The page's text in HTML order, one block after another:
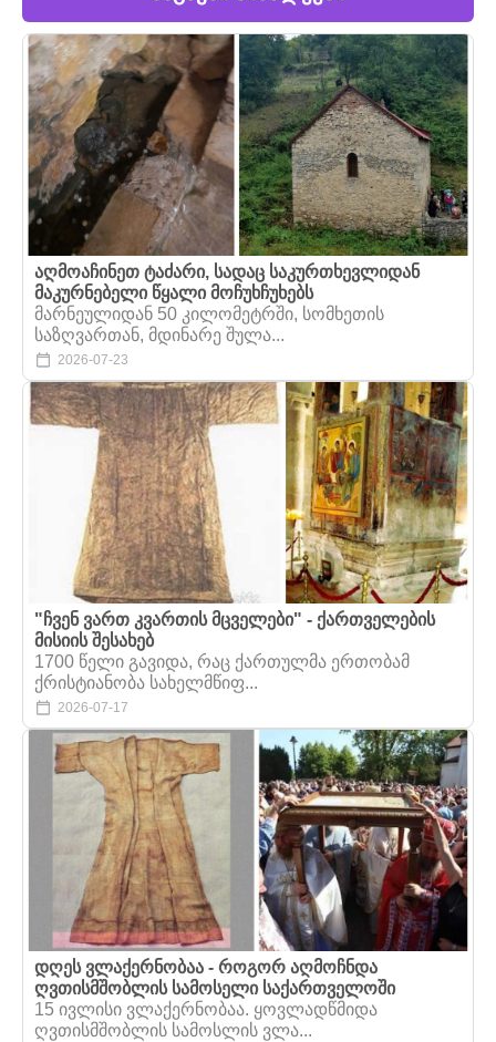
აღმოაჩინეთ ტაძარი, სადაც საკურთხევლიდან
მაკურნებელი წყალი მოჩუხჩუხებს
მარნეულიდან 50 კილომეტრში, სომხეთის
საზღვართან, მდინარე შულა...
2026-07-23
"ჩვენ ვართ კვართის მცველები" - ქართველების
მისიის შესახებ
1700 წელი გავიდა, რაც ქართულმა ერთობამ
ქრისტიანობა სახელმწიფ...
2026-07-17
დღეს ვლაქერნობაა - როგორ აღმოჩნდა
ღვთისმშობლის სამოსელი საქართველოში
15 ივლისი ვლაქერნობაა. ყოვლადწმიდა
ღვთისმშობლის სამოსლის ვლა...